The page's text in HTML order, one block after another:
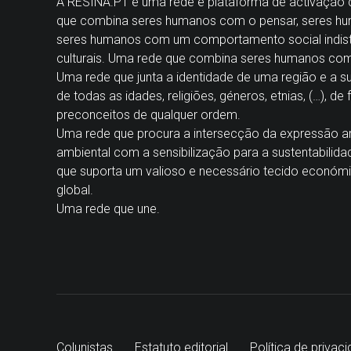
que combina seres humanos com o pensar, seres
seres humanos com um comportamento social
culturais. Uma rede que combina seres humanos
Uma rede que junta a identidade de uma região e a
de todas as idades, religiões, géneros, etnias, (…), de
preconceitos de qualquer ordem.
Uma rede que procura a intersecção da expressão
ambiental com a sensibilização para a
que suporta um valioso e necessário tecido
global.
Uma rede que une.
Colunistas Estatuto editorial Política de